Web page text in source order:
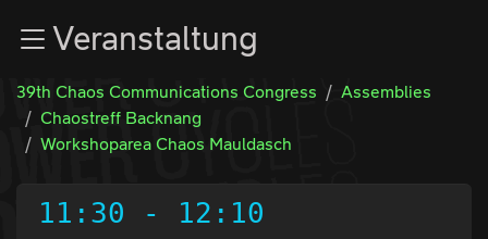
Zum InhaltVeranstaltung
39th Chaos Communications Congress
Assemblies
Chaostreff Backnang
Workshoparea Chaos Mauldasch
11:30 - 12:10